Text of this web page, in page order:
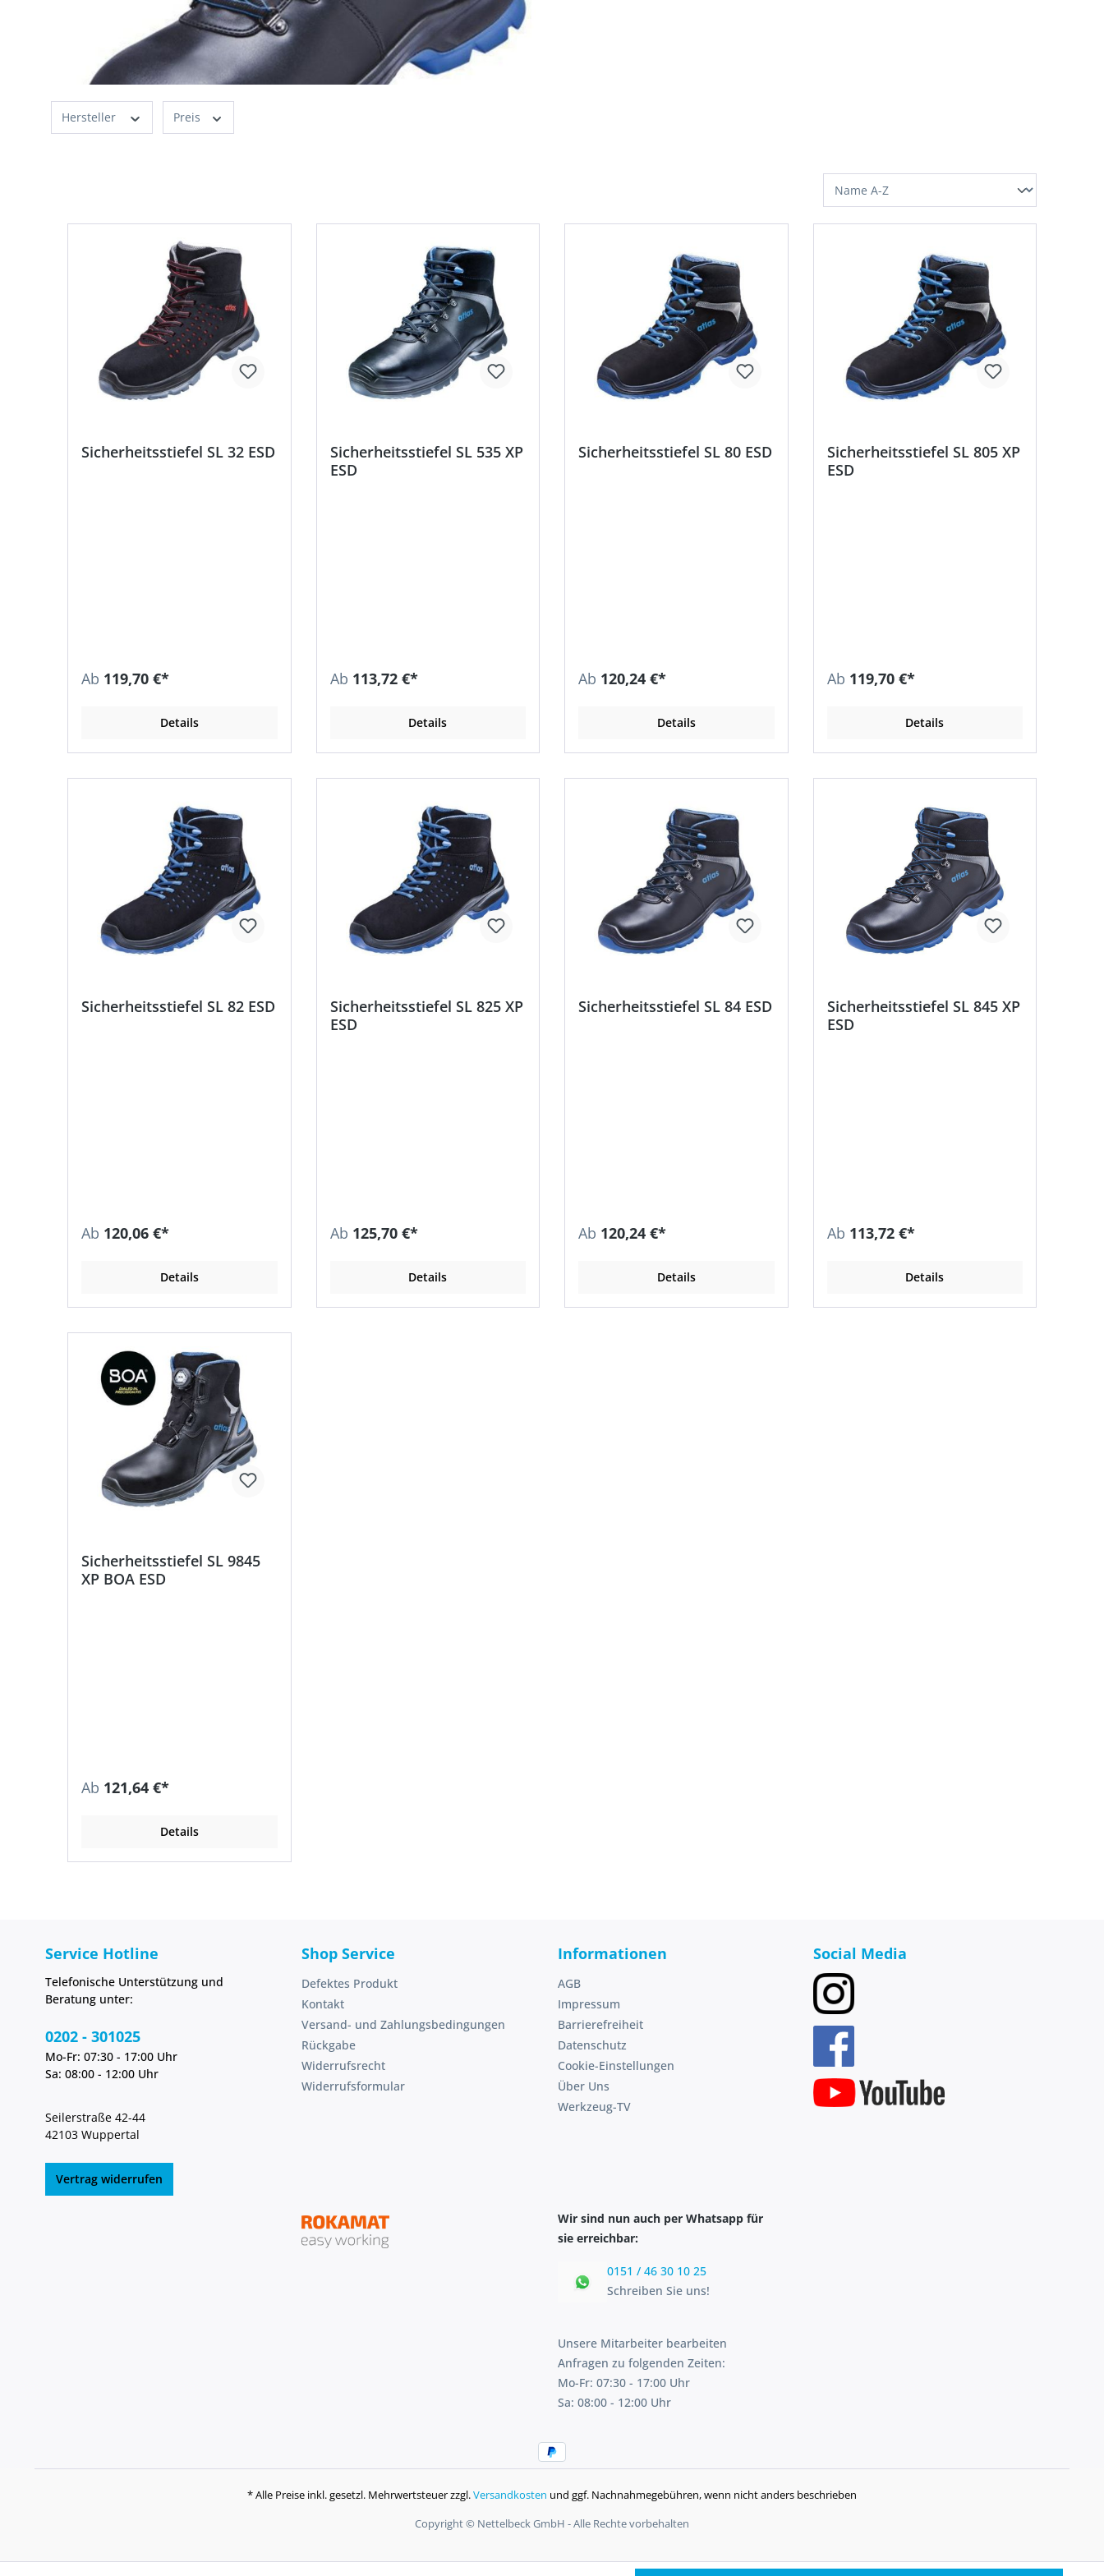
Hersteller Preis
Sicherheitsstiefel SL 32 ESD
Ab 119,70 €*
Details
Sicherheitsstiefel SL 535 XP
ESD
Ab 113,72 €*
Details
Sicherheitsstiefel SL 80 ESD
Ab 120,24 €*
Details
Sicherheitsstiefel SL 805 XP
ESD
Ab 119,70 €*
Details
Sicherheitsstiefel SL 82 ESD
Ab 120,06 €*
Details
Sicherheitsstiefel SL 825 XP
ESD
Ab 125,70 €*
Details
Sicherheitsstiefel SL 84 ESD
Ab 120,24 €*
Details
Sicherheitsstiefel SL 845 XP
ESD
Ab 113,72 €*
Details
Sicherheitsstiefel SL 9845
XP BOA ESD
Ab 121,64 €*
Details
Service Hotline
Telefonische Unterstützung und
Beratung unter:
0202 - 301025
Mo-Fr: 07:30 - 17:00 Uhr
Sa: 08:00 - 12:00 Uhr
Seilerstraße 42-44
42103 Wuppertal
Vertrag widerrufen
Shop Service
Defektes Produkt
Kontakt
Versand- und Zahlungsbedingungen
Rückgabe
Widerrufsrecht
Widerrufsformular
Informationen
AGB
Impressum
Barrierefreiheit
Datenschutz
Cookie-Einstellungen
Über Uns
Werkzeug-TV
Social Media
Wir sind nun auch per Whatsapp für
sie erreichbar:
0151 / 46 30 10 25
Schreiben Sie uns!
Unsere Mitarbeiter bearbeiten
Anfragen zu folgenden Zeiten:
Mo-Fr: 07:30 - 17:00 Uhr
Sa: 08:00 - 12:00 Uhr
* Alle Preise inkl. gesetzl. Mehrwertsteuer zzgl.Versandkosten und ggf. Nachnahmegebühren, wenn nicht anders beschrieben
Copyright © Nettelbeck GmbH - Alle Rechte vorbehalten